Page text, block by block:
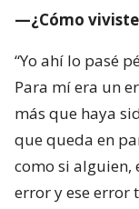
—¿Cómo viviste
“Yo ahí lo pasé
Para mí era un
más que haya
que queda en
como si alguien,
error y ese error